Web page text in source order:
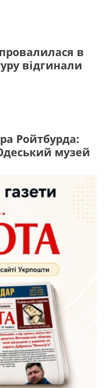
в
відгинали
Ройтбурда:
музей